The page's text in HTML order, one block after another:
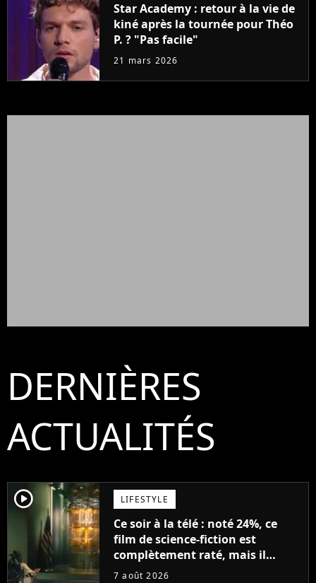
Star Academy : retour à la vie de
kiné après la tournée pour Théo
P. ? "Pas facile"
21 mars 2026
DERNIÈRES
ACTUALITÉS
player2 LIFESTYLE
Ce soir à la télé : noté 24%, ce
film de science-fiction est
complètement raté, mais il
aurait pu être encore pire à
7 août 2026